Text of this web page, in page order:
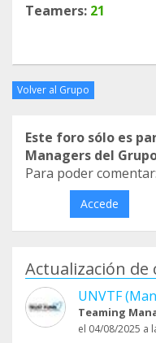
Teamers: 21
Volver al Grupo
Este foro sólo es
Managers del
Para poder comentar:
Accede
Actualización de
UNVTF
Teaming
el 04/08/2025 a